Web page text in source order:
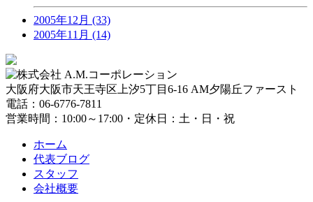
2005年12月 (33)
2005年11月 (14)
大阪府大阪市天王寺区上汐5丁目6-16 AM夕陽丘ファースト
電話：06-6776-7811
営業時間：10:00～17:00・定休日：土・日・祝
ホーム
代表ブログ
スタッフ
会社概要